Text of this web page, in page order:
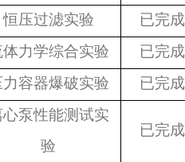
恒压过滤实验
已完成
力学综合实验
已完成
容器爆破实验
已完成
泵性能测试实
验
已完成